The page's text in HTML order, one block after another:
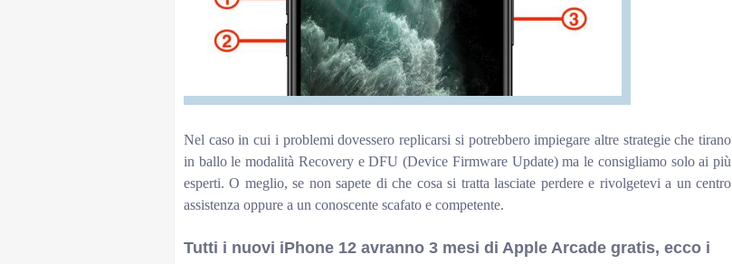
Nel caso in cui i problemi dovessero replicarsi si potrebbero impiegare altre strategie che tirano
in ballo le modalità Recovery e DFU (Device Firmware Update) ma le consigliamo solo ai più
esperti. O meglio, se non sapete di che cosa si tratta lasciate perdere e rivolgetevi a un centro
assistenza oppure a un conoscente scafato e competente.
Tutti i nuovi iPhone 12 avranno 3 mesi di Apple Arcade gratis, ecco i